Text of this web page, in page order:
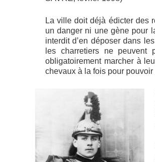
La ville doit déjà édicter des
un danger ni une gène pour
interdit d’en déposer dans
les charretiers ne
obligatoirement marcher à
chevaux à la fois pour